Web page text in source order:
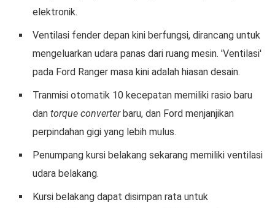
elektronik.
Ventilasi fender depan kini berfungsi, dirancang untuk
mengeluarkan udara panas dari ruang mesin. 'Ventilasi'
pada Ford Ranger masa kini adalah hiasan desain.
Tranmisi otomatik 10 kecepatan memiliki rasio baru
dan torque converterbaru, dan Ford menjanjikan
perpindahan gigi yang lebih mulus.
Penumpang kursi belakang sekarang memiliki ventilasi
udara belakang.
Kursi belakang dapat disimpan rata untuk